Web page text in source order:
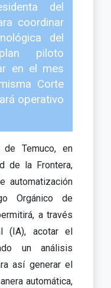
del
coordinar
del
piloto
en el mes
Corte
operativo
Temuco, en
de la Frontera,
automatización
Orgánico de
a través
(IA), acotar el
un análisis
así generar el
automática,